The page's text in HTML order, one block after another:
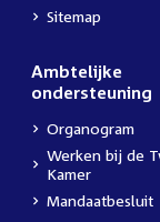
Sitemap
Ambtelijke
ondersteuning
Organogram
External
link:
Werken bij de
Kamer
Mandaatbesluit